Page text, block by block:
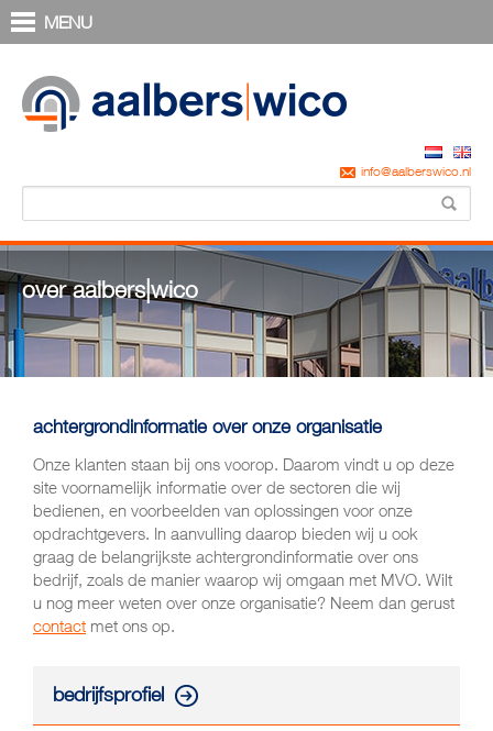
MENU
info@aalberswico.nl
over aalbers|wico
achtergrondinformatie over onze organisatie
Onze klanten staan bij ons voorop. Daarom vindt u op deze
site voornamelijk informatie over de sectoren die wij
bedienen, en voorbeelden van oplossingen voor onze
opdrachtgevers. In aanvulling daarop bieden wij u ook
graag de belangrijkste achtergrondinformatie over ons
bedrijf, zoals de manier waarop wij omgaan met MVO. Wilt
u nog meer weten over onze organisatie? Neem dan gerust
contact met ons op.
bedrijfsprofiel